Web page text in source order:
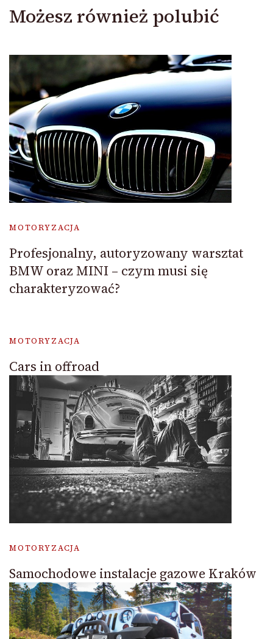
Możesz również polubić
MOTORYZACJA
Profesjonalny, autoryzowany warsztat
BMW oraz MINI – czym musi się
charakteryzować?
MOTORYZACJA
Cars in offroad
MOTORYZACJA
Samochodowe instalacje gazowe Kraków